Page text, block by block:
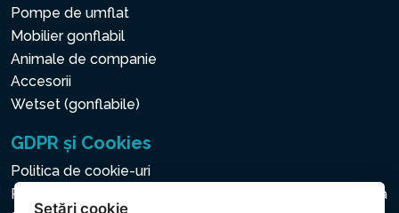
Pompe de umflat
Mobilier gonflabil
Animale de companie
Accesorii
Wetset (gonflabile)
GDPR și Cookies
Politica de cookie-uri
Politica privind protecția datelor cu caracter personal și a
Setări cookie